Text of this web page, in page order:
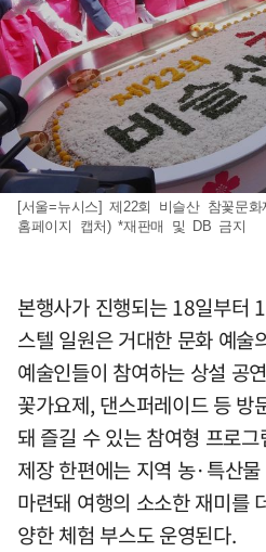
[서울=뉴시스] 제22회 비슬산 참꽃문
홈페이지 캡처) *재판매 및 DB 금지
본행사가 진행되는 18일부터
스텔 일원은 거대한 문화 예술
예술인들이 참여하는 상설 공
꽃가요제, 댄스퍼레이드 등 방
돼 즐길 수 있는 참여형 프로
제장 한편에는 지역 농·특산
마련돼 여행의 소소한 재미를
양한 체험 부스도 운영된다.